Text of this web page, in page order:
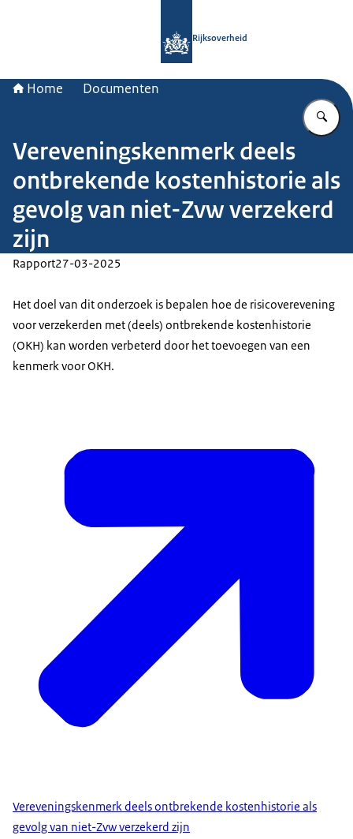
Rijksoverheid
Home Documenten
Vereveningskenmerk deels
ontbrekende kostenhistorie als
gevolg van niet-Zvw verzekerd
zijn
Rapport27-03-2025
Het doel van dit onderzoek is bepalen hoe de risicoverevening
voor verzekerden met (deels) ontbrekende kostenhistorie
(OKH) kan worden verbeterd door het toevoegen van een
kenmerk voor OKH.
Vereveningskenmerk deels ontbrekende kostenhistorie als
gevolg van niet-Zvw verzekerd zijn